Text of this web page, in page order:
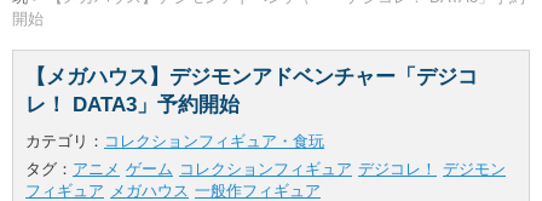
開始
【メガハウス】デジモンアドベンチャー「デジコ
レ！ DATA3」予約開始
カテゴリ： コレクションフィギュア・食玩
タグ： アニメ ゲーム コレクションフィギュア デジコレ！
デジモン
フィギュア メガハウス 一般作フィギュア